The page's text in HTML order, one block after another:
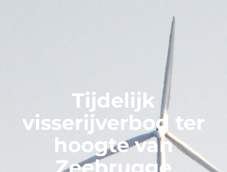
Tijdelijk
visserijverbod ter
hoogte van